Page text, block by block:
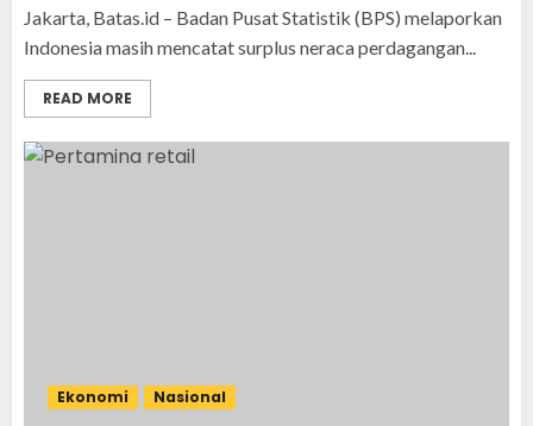
Jakarta, Batas.id – Badan Pusat Statistik (BPS) melaporkan
Indonesia masih mencatat surplus neraca perdagangan...
READ MORE
Ekonomi Nasional